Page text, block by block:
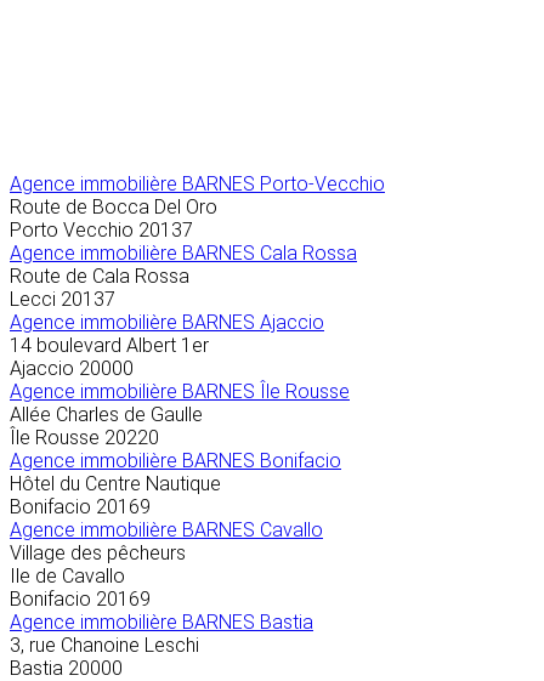
Agence immobilière BARNES Porto-Vecchio
Route de Bocca Del Oro
Porto Vecchio 20137
Agence immobilière BARNES Cala Rossa
Route de Cala Rossa
Lecci 20137
Agence immobilière BARNES Ajaccio
14 boulevard Albert 1er
Ajaccio 20000
Agence immobilière BARNES Île Rousse
Allée Charles de Gaulle
Île Rousse 20220
Agence immobilière BARNES Bonifacio
Hôtel du Centre Nautique
Bonifacio 20169
Agence immobilière BARNES Cavallo
Village des pêcheurs
Ile de Cavallo
Bonifacio 20169
Agence immobilière BARNES Bastia
3, rue Chanoine Leschi
Bastia 20000